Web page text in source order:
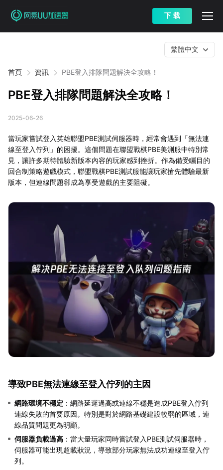
下 载
首頁 資訊 PBE登入排隊問題解決全攻略！
繁體中文
PBE登入排隊問題解決全攻略！
2025-06-26
當玩家嘗試登入英雄聯盟PBE測試伺服器時，經常會遇到「無法連
線至登入佇列」的困擾。這個問題在聯盟戰棋PBE美測服中特別常
見，讓許多期待體驗新版本內容的玩家感到挫折。作為備受矚目的
回合制策略遊戲模式，聯盟戰棋PBE測試服能讓玩家搶先體驗最新
版本，但連線問題卻成為享受遊戲的主要阻礙。
導致PBE無法連線至登入佇列的主因
網路環境不穩定 ：網路延遲過高或連線不穩是造成PBE登入佇列
連線失敗的首要原因。特別是對於網路基礎建設較弱的區域，連
線品質問題更為明顯。
伺服器負載過高 ：當大量玩家同時嘗試登入PBE測試伺服器時，
伺服器可能出現超載狀況，導致部分玩家無法成功連線至登入佇
列。